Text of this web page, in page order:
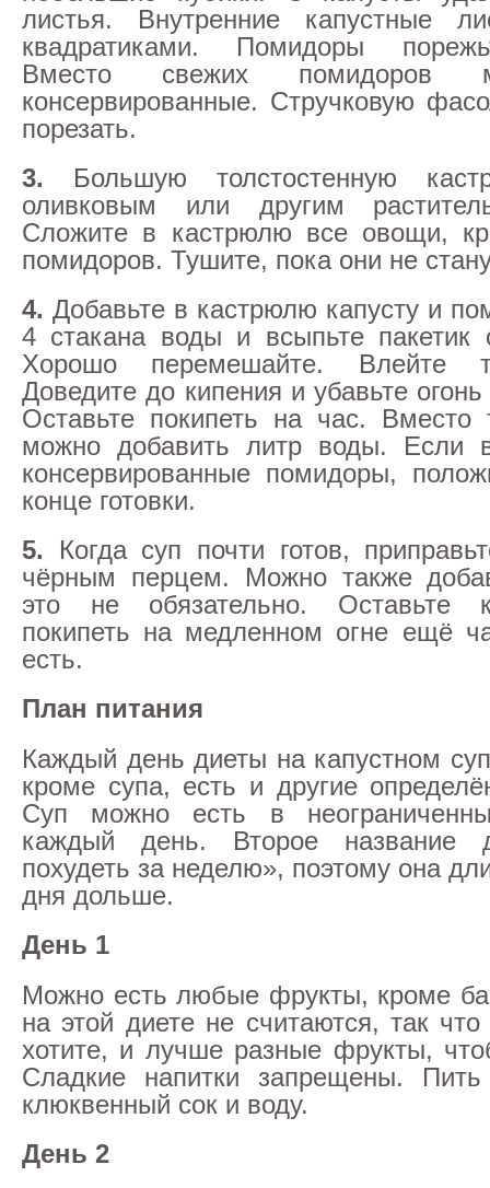
листья. Внутренние капустные
квадратиками. Помидоры
Вместо свежих помидоров
консервированные. Стручковую
порезать.
3. Большую толстостенную
оливковым или другим
Сложите в кастрюлю все овощи,
помидоров. Тушите, пока они не
4. Добавьте в кастрюлю капусту и
4 стакана воды и всыпьте пакетик
Хорошо перемешайте. Влейте
Доведите до кипения и убавьте
Оставьте покипеть на час. Вместо
можно добавить литр воды. Если
консервированные помидоры,
конце готовки.
5. Когда суп почти готов,
чёрным перцем. Можно также
это не обязательно. Оставьте
покипеть на медленном огне ещё
есть.
План питания
Каждый день диеты на капустном
кроме супа, есть и другие
Суп можно есть в
каждый день. Второе название
похудеть за неделю», поэтому она
дня дольше.
День 1
Можно есть любые фрукты, кроме
на этой диете не считаются, так
хотите, и лучше разные фрукты,
Сладкие напитки запрещены.
клюквенный сок и воду.
День 2